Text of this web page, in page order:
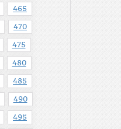
465
470
475
480
485
490
495